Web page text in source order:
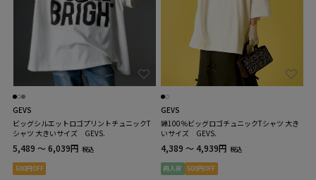
GEVS
ビッグシルエットロゴプリントチュニックT
シャツ 大きいサイズ GEVS.
5,489 ～ 6,039円 税込
500円OFF
GEVS
綿100％ビッグロゴチュニックTシャツ 大き
いサイズ GEVS.
4,389 ～ 4,939円 税込
再入荷 500円OFF